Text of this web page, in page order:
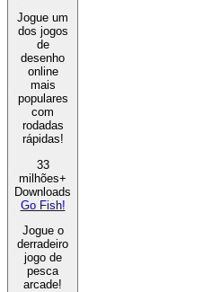
Jogue um
dos jogos
de
desenho
online
mais
populares
com
rodadas
rápidas!
33
milhões+
Downloads
Go Fish!
Jogue o
derradeiro
jogo de
pesca
arcade!